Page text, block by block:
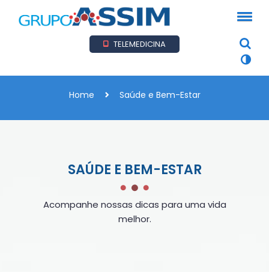
TELEMEDICINA
Home Saúde e Bem-Estar
SAÚDE E BEM-ESTAR
Acompanhe nossas dicas para uma vida
melhor.